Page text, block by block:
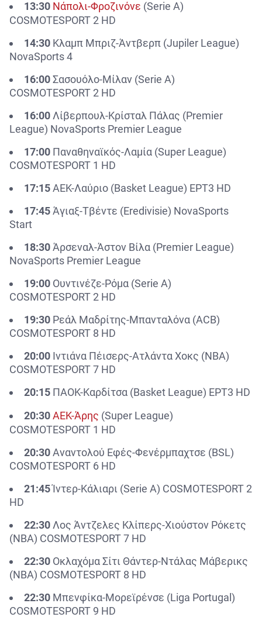
13:30 Νάπολι-Φροζινόνε (Serie A)
COSMOTESPORT 2 HD
14:30 Κλαμπ Μπριζ-Άντβερπ (Jupiler League)
NovaSports 4
16:00Σασουόλο-Μίλαν (Serie A)
COSMOTESPORT 2 HD
16:00 Λίβερπουλ-Κρίσταλ Πάλας (Premier
League) NovaSports Premier League
17:00 Παναθηναϊκός-Λαμία (Super League)
COSMOTESPORT 1 HD
17:15ΑΕΚ-Λαύριο (Basket League) ΕΡΤ3 HD
17:45Άγιαξ-Τβέντε (Eredivisie) NovaSports
Start
18:30Άρσεναλ-Άστον Βίλα (Premier League)
NovaSports Premier League
19:00 Ουντινέζε-Ρόμα (Serie A)
COSMOTESPORT 2 HD
19:30 Ρεάλ Μαδρίτης-Μπανταλόνα (ACB)
COSMOTESPORT 8 HD
20:00 Ιντιάνα Πέισερς-Ατλάντα Χοκς (NBA)
COSMOTESPORT 7 HD
20:15 ΠΑΟΚ-Καρδίτσα (Basket League) ΕΡΤ3 HD
20:30ΑΕΚ-Άρης (Super League)
COSMOTESPORT 1 HD
20:30Αναντολού Εφές-Φενέρμπαχτσε (BSL)
COSMOTESPORT 6 HD
21:45Ίντερ-Κάλιαρι (Serie A) COSMOTESPORT 2
HD
22:30 Λος Άντζελες Κλίπερς-Χιούστον Ρόκετς
(NBA) COSMOTESPORT 7 HD
22:30 Οκλαχόμα Σίτι Θάντερ-Ντάλας Μάβερικς
(NBA) COSMOTESPORT 8 HD
22:30 Μπενφίκα-Μορεϊρένσε (Liga Portugal)
COSMOTESPORT 9 HD